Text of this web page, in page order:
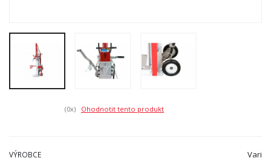
(0x) Ohodnotit tento produkt
VÝROBCE Vari